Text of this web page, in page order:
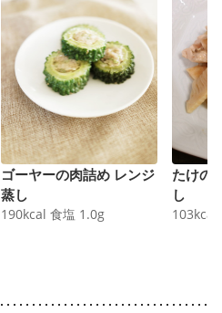
ゴーヤーの肉詰め レンジ
蒸し
190kcal 食塩 1.0g
たけの
し
103kcal